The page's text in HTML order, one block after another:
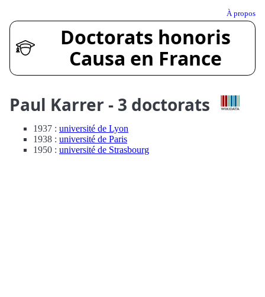
À propos
Doctorats honoris
Causa en France
Paul Karrer - 3 doctorats
1937 : université de Lyon
1938 : université de Paris
1950 : université de Strasbourg